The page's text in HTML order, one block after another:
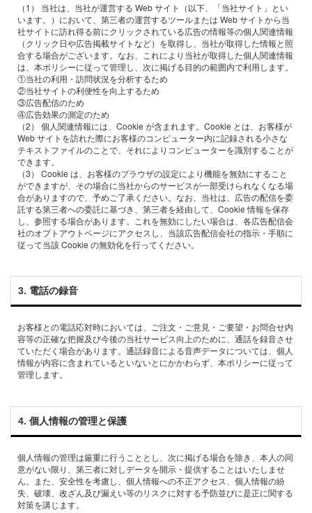
（1） 当社は、当社が運営する Web サイト（以下、「当社サイト」とい
います。）において、第三者の運営するツールまたは Web サイトから当
社サイトに訪れ得る前にクリックされている広告の情報等の個⼈関連情報
（クリック⽇や広告掲載サイトなど）を取得し、当社が取得した情報と照
合する場合がございます。なお、これにより当社が取得した個⼈関連情報
は、本ポリシーに従って管理し、次に掲げる⽬的の範囲内で利⽤します。
①当社の利⽤・訪問状況を分析するため
②当社サイトの利便性を向上するため
③広告配信のため
④広告効果の測定のため
（2） 個⼈関連情報には、Cookie が含まれます。Cookie とは、お客様が
Web サイトを訪れた際にお客様のコンピューター内に記録される⼩さな
テキストファイルのことで、それによりコンピューターを識別することが
できます。
（3） Cookie は、お客様のブラウザの設定により機能を無効にすること
ができますが、その場合に当社からのサービスが⼀部受けられなくなる場
合がありますので、予めご了承ください。なお、当社は、広告の配信を委
託する第三者への委託に基づき、第三者を経由して、Cookie 情報を保存
し、参照する場合があります。これを無効にしたい場合は、各広告配信会
社のオプトアウトページにアクセスし、当該広告配信会社の指⽰・⼿順に
3. 電話の録⾳
お客様との電話応対時においては、ご注⽂・ご意⾒・ご要望・お問合せ内
容等の正確な把握及び今後の当社サービス向上のために、通話を録⾳させ
ていただく場合があります。通話録⾳による⾳声データについては、個⼈
情報が内容に含まれているといないとにかかわらず、本ポリシーに従って
4. 個⼈情報の管理と保護
個⼈情報の管理は厳重に⾏うこととし、次に掲げる場合を除き、本⼈の同
意がない限り、第三者に対しデータを開⽰・提供することはいたしませ
ん。また、安全性を考慮し、個⼈情報への不正アクセス、個⼈情報の紛
失、破壊、改ざん及び漏えい等のリスクに対する予防並びに是正に関する
対策を講じます。